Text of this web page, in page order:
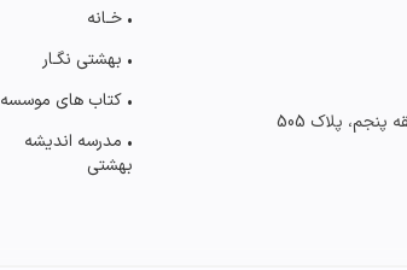
پلاک 505
• خـانه
• بهشتی‌ نگـار
• کتاب های موسسه
• مدرسه اندیشه
بهشتی